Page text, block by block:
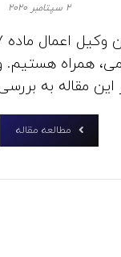
۲ سپتامبر ۲۰۲۰
همراه هستیم.
مطالعه مقاله